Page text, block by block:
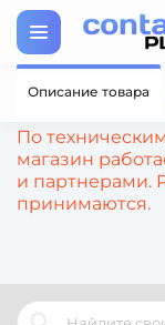
По
магазин
и партнерами.
принимаются.
Описание товара